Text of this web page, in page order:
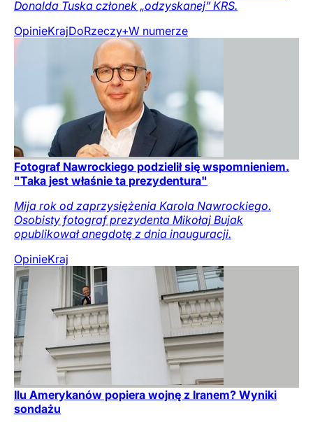
Donalda Tuska członek „odzyskanej” KRS.
OpinieKrajDoRzeczy+W numerze
Fotograf Nawrockiego podzielił się wspomnieniem.
"Taka jest właśnie ta prezydentura"
Mija rok od zaprzysiężenia Karola Nawrockiego.
Osobisty fotograf prezydenta Mikołaj Bujak
opublikował anegdotę z dnia inauguracji.
OpinieKraj
Ilu Amerykanów popiera wojnę z Iranem? Wyniki
sondażu